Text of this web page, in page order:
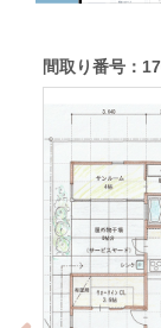
間取り番号：